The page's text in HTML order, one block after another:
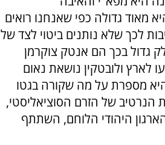
היא מאוד גדולה כפי שאנחנו רואים
לכך שלא נותנים ביטוי לצד של
גדול בכך הם אנטק צוקרמן
לארץ ולובטקין נושאת נאום
היא מספרת על מה שקורה בגטו
הנרטיב של הזרם הסוציאליסטי,
היהודי הלוחם, השתתף